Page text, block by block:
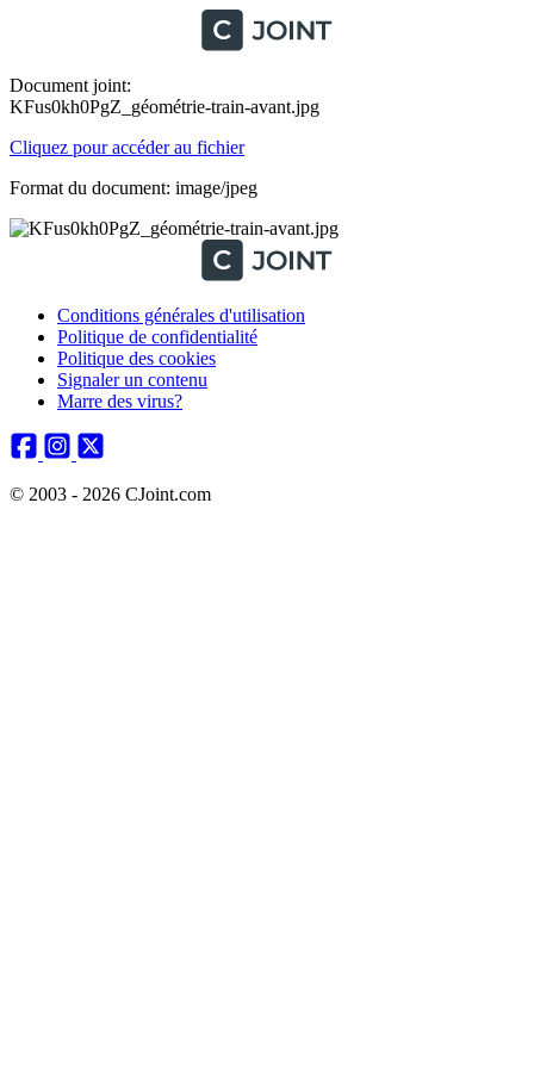
Document joint:
KFus0kh0PgZ_géométrie-train-avant.jpg
Cliquez pour accéder au fichier
Format du document: image/jpeg
Conditions générales d'utilisation
Politique de confidentialité
Politique des cookies
Signaler un contenu
Marre des virus?
© 2003 - 2026 CJoint.com